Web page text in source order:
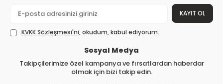
KAYIT OL
KVKK Sözleşmesi'ni, okudum, kabul ediyorum.
Sosyal Medya
Takipçilerimize özel kampanya ve fırsatlardan haberdar
olmak için bizi takip edin.